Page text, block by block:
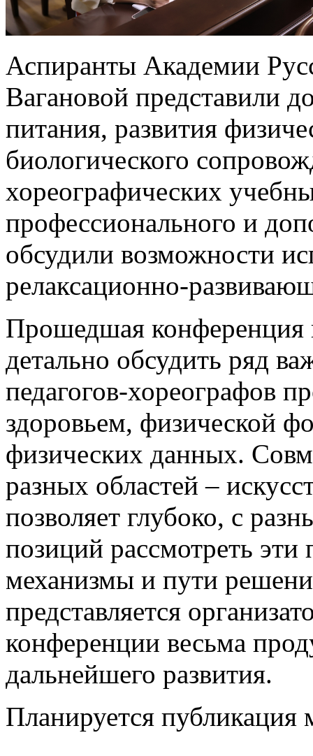
Аспиранты Академии
Вагановой представили
питания, развития
биологического
хореографических
профессионального и
обсудили возможности
релаксационно-
Прошедшая конференция
детально обсудить ряд
педагогов-хореографов
здоровьем, физической
физических данных.
разных областей –
позволяет глубоко, с
позиций рассмотреть
механизмы и пути
представляется
конференции весьма
дальнейшего развития.
Планируется публикация